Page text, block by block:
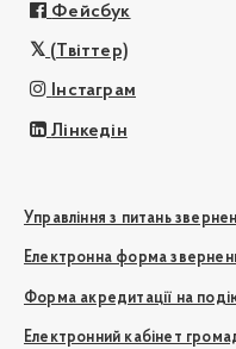
Фейсбук
(Твіттер)
Інстаграм
Лінкедін
Управління з питань
Електронна форма
Форма акредитації на
Електронний кабінет